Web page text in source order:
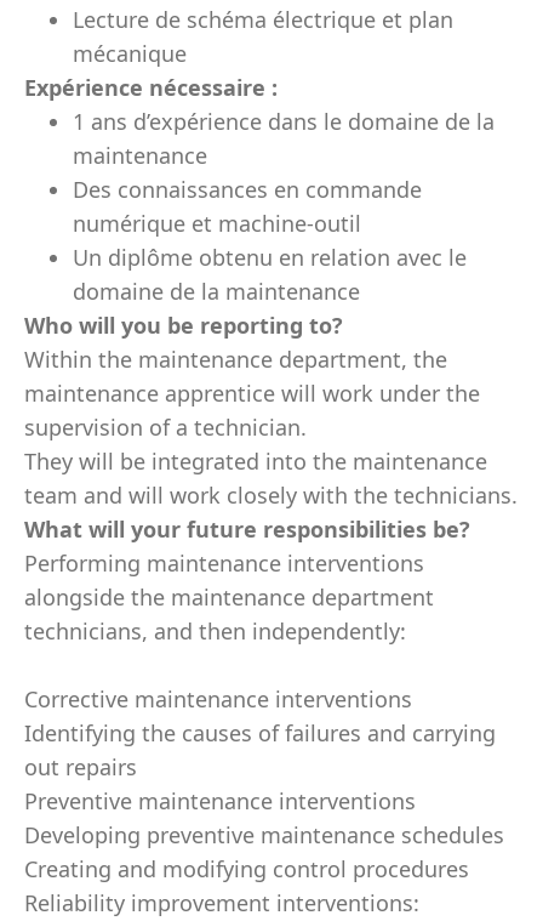
Lecture de schéma électrique et plan
mécanique
Expérience nécessaire :
1 ans d’expérience dans le domaine de la
maintenance
Des connaissances en commande
numérique et machine-outil
Un diplôme obtenu en relation avec le
domaine de la maintenance
Who will you be reporting to?
Within the maintenance department, the
maintenance apprentice will work under the
supervision of a technician.
They will be integrated into the maintenance
team and will work closely with the technicians.
What will your future responsibilities be?
Performing maintenance interventions
alongside the maintenance department
technicians, and then independently:
Corrective maintenance interventions
Identifying the causes of failures and carrying
out repairs
Preventive maintenance interventions
Developing preventive maintenance schedules
Creating and modifying control procedures
Reliability improvement interventions: